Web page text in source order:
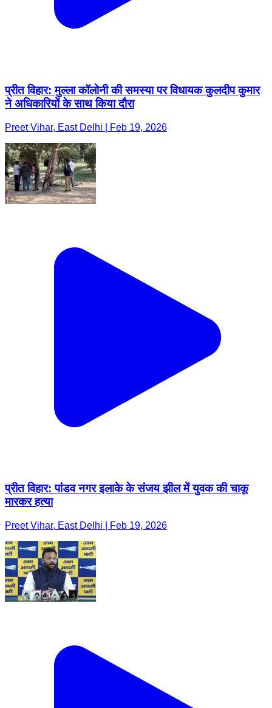
प्रीत विहार: मुल्ला कॉलोनी की समस्या पर विधायक कुलदीप कुमार
ने अधिकारियों के साथ किया दौरा
Preet Vihar, East Delhi | Feb 19, 2026
प्रीत विहार: पांडव नगर इलाके के संजय झील में युवक की चाकू
मारकर हत्या
Preet Vihar, East Delhi | Feb 19, 2026